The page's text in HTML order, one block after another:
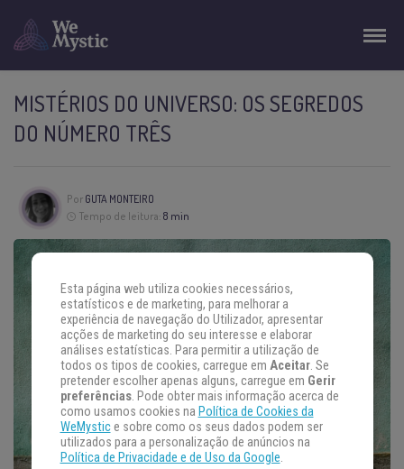
MISTÉRIOS DO UNIVERSO: OS SEGREDOS
DO NÚMERO TRÊS
Por GUTA MONTEIRO
Tempo de leitura: 8 min
Esta página web utiliza cookies necessários,
estatísticos e de marketing, para melhorar a
experiência de navegação do Utilizador, apresentar
acções de marketing do seu interesse e elaborar
análises estatísticas. Para permitir a utilização de
todos os tipos de cookies, carregue em Aceitar. Se
pretender escolher apenas alguns, carregue em Gerir
preferências. Pode obter mais informação acerca de
como usamos cookies na Política de Cookies da
WeMystice sobre como os seus dados podem ser
utilizados para a personalização de anúncios na
Política de Privacidade e de Uso da Google.